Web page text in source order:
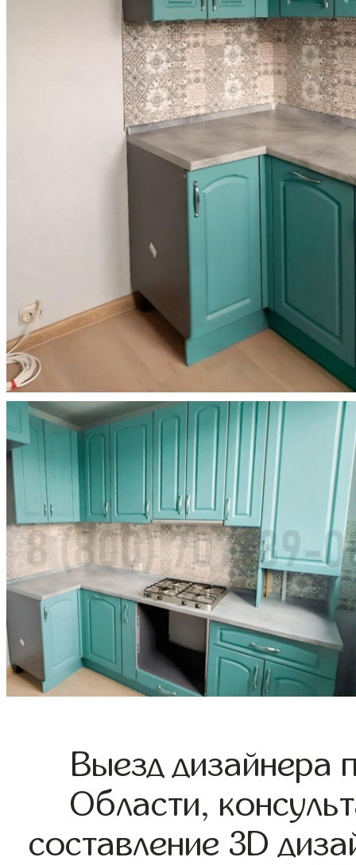
Выезд дизайнера
Области,
составление 3D